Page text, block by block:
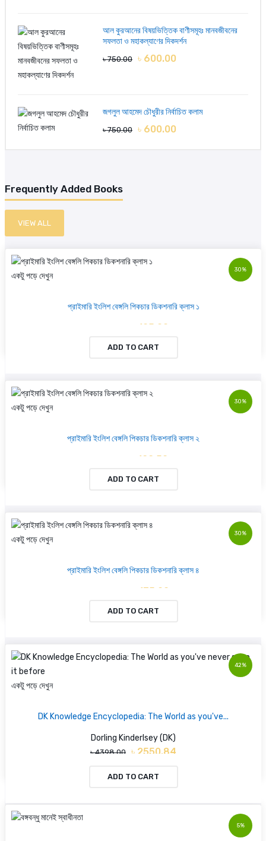
আল কুরআনের বিষয়ভিত্তিক বাণীসমূহঃ মানবজীবনের
সফলতা ও মহাকল্যাণের দিকদর্শন
৳ 750.00 ৳ 600.00
জগলুল আহমেদ চৌধুরীর নির্বাচিত কলাম
৳ 750.00 ৳ 600.00
Frequently Added Books
VIEW ALL
30%
একটু পড়ে দেখুন
প্রাইমারি ইংলিশ বেঙ্গলি পিকচার ডিকশনারি ক্লাস ১
৳ 105.00
ADD TO CART
30%
একটু পড়ে দেখুন
প্রাইমারি ইংলিশ বেঙ্গলি পিকচার ডিকশনারি ক্লাস ২
৳ 122.50
ADD TO CART
30%
একটু পড়ে দেখুন
প্রাইমারি ইংলিশ বেঙ্গলি পিকচার ডিকশনারি ক্লাস ৪
৳ 175.00
ADD TO CART
42%
একটু পড়ে দেখুন
DK Knowledge Encyclopedia: The World as you've...
Dorling Kinderlsey (DK)
৳ 4398.00 ৳ 2550.84
ADD TO CART
5%